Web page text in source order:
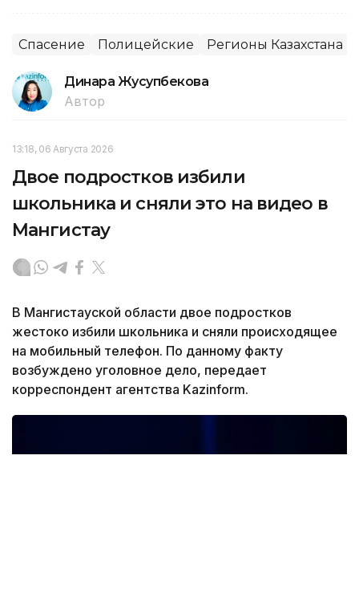
Спасение Полицейские Регионы Казахстана
Динара Жусупбекова
Автор
13:18, 06 Августа 2026
Двое подростков избили
школьника и сняли это на видео в
Мангистау
В Мангистауской области двое подростков
жестоко избили школьника и сняли происходящее
на мобильный телефон. По данному факту
возбуждено уголовное дело, передает
корреспондент агентства Kazinform.